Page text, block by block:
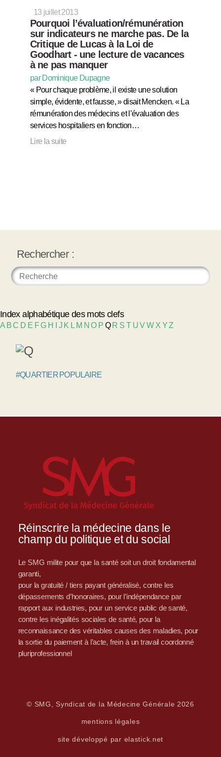
13 juillet 2013
Pourquoi l’évaluation/rémunération
sur indicateurs ne marche pas. De la
Critique de Lucas à la Loi de
Goodhart - une lecture de vacances
à ne pas manquer
par Dominique Dupagne
« Pour chaque problème, il existe une solution
simple, évidente, et fausse, » disait Mencken. « La
rémunération des médecins et l’évaluation des
services hospitaliers en fonction…
Lire la suite
Rechercher :
Index alphabétique des mots clefs
A BC D E FG H J K L M NO P Q R S T UVW X YZ
#QUARTIER POPULAIRE
Réinscrire la médecine dans le
champ du politique et du social
Le SMG milite pour que la santé soit un droit fondamental
garanti,
pour la gratuité / tiers payant généralisé, contre les
dépassements d’honoraires, pour l’indépendance par
rapport aux industries, pour un service public de santé,
contre les inégalités sociales de santé, pour la
reconnaissance des véritables causes des maladies, pour
la sortie du paiement à l’acte, frein à un travail coordonné
pluriprofessionnel
© SMG, Syndicat de la Médecine Générale 2026
mentions légales
site développé par elastick.net